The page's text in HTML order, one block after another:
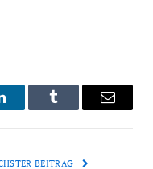
Tumblr Email
BEITRAG